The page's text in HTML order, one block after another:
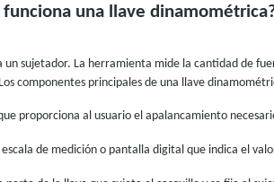
funciona una llave
sujetador. La herramienta mide la cantidad de
componentes principales de una llave
proporciona al usuario el apalancamiento
escala de medición o pantalla digital que indica el